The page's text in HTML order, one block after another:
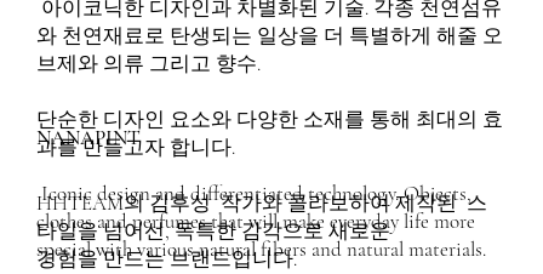
아이코닉한 디자인과 차별화된 기술. 각종 천연섬유
와 천연재료로 탄생되는 일상을 더 특별하게 해줄 오
브제와 의류 그리고 향수.
단순한 디자인 요소와 다양한 소재를 통해 최대의 효
과를 만들고자 합니다.
HHTEAM의 김후성 작가와 콜라보하여 제작된 스
타일을 넘어선, 독특한 감각으로 새로운
경험을 만드는 브랜드입니다.
NANAPINT
Iconic design and differentiated technology. Objects,
clothes and perfumes that will make everyday life more
special with various natural fibers and natural materials.